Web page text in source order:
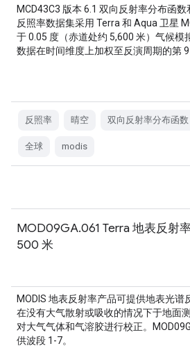
MCD43C3 版本 6.1 双向反射率分布函
反照率数据集采用 Terra 和 Aqua 卫星
于 0.05 度（赤道处约 5,600 米）气候模
数据在时间维度上加权至反演周期的第 9
反照率 晴空 双向反射率分布函
全球 modis
MOD09GA.061 Terra 地表反射
500 米
MODIS 地表反射率产品可提供地表光谱
在没有大气散射或吸收的情况下于地面
对大气气体和气溶胶进行校正。
供波段 1-7。